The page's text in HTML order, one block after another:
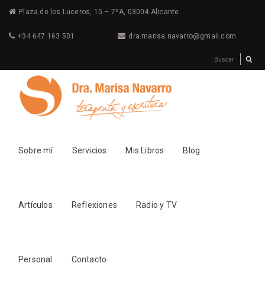
Plaza de los Luceros, 15 – 7ºA, 03004 Alicante
+34 647 163 501 dra.marisa.navarro@gmail.com
Sobre mí Servicios Mis Libros Blog
Artículos Reflexiones Radio y TV
Personal Contacto